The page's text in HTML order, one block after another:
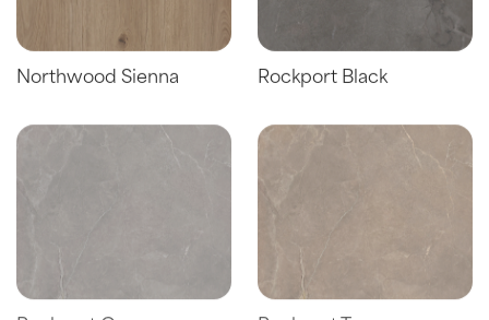
Northwood Sienna Rockport Black